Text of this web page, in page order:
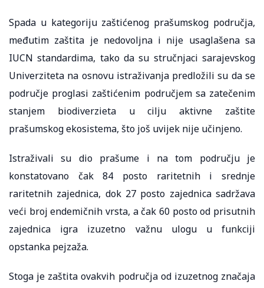
Spada u kategoriju zaštićenog prašumskog područja,
međutim zaštita je nedovoljna i nije usaglašena sa
IUCN standardima, tako da su stručnjaci sarajevskog
Univerziteta na osnovu istraživanja predložili su da se
područje proglasi zaštićenim područjem sa zatečenim
stanjem biodiverzieta u cilju aktivne zaštite
prašumskog ekosistema, što još uvijek nije učinjeno.
Istraživali su dio prašume i na tom području je
konstatovano čak 84 posto raritetnih i srednje
raritetnih zajednica, dok 27 posto zajednica sadržava
veći broj endemičnih vrsta, a čak 60 posto od prisutnih
zajednica igra izuzetno važnu ulogu u funkciji
opstanka pejzaža.
Stoga je zaštita ovakvih područja od izuzetnog značaja